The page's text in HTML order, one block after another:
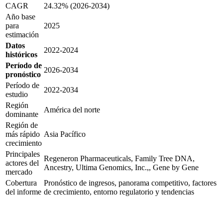
CAGR
24.32% (2026-2034)
Año base
para
estimación
2025
Datos
históricos
2022-2024
Período de
pronóstico
2026-2034
Período de
estudio
2022-2034
Región
dominante
América del norte
Región de
más rápido
crecimiento
Asia Pacífico
Principales
actores del
mercado
Regeneron Pharmaceuticals, Family Tree DNA,
Ancestry, Ultima Genomics, Inc.,, Gene by Gene
Cobertura
del informe
Pronóstico de ingresos, panorama competitivo, factores
de crecimiento, entorno regulatorio y tendencias